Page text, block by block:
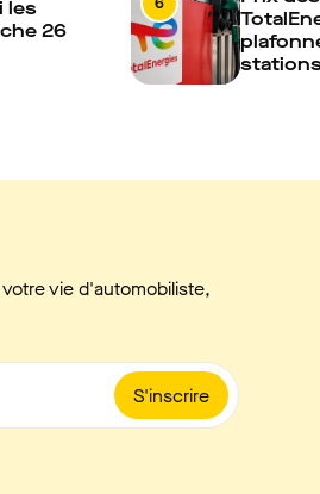
les
26
vie d'automobiliste,
S'inscrire